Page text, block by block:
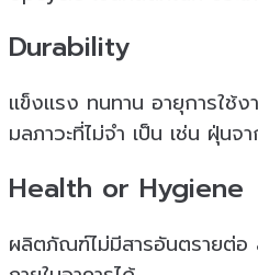
Durability
เเข็งเเรง ทนทาน อายุการใช้
มลภาวะที่ไม่จำ เป็น เช่น ฝุ่นจ
Health or Hygiene
ผลิตภัณฑ์ไม่มีสารอันตรายต่